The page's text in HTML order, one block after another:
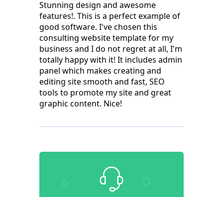
Stunning design and awesome
features!. This is a perfect example of
good software. I've chosen this
consulting website template for my
business and I do not regret at all, I'm
totally happy with it! It includes admin
panel which makes creating and
editing site smooth and fast, SEO
tools to promote my site and great
graphic content. Nice!